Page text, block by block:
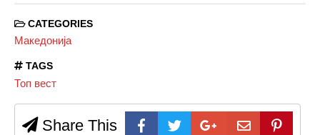
CATEGORIES
Македонија
TAGS
Топ вест
Share This